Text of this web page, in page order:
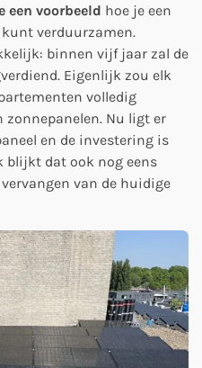
een voorbeeld hoe je een
kunt verduurzamen.
binnen vijf jaar zal de
Eigenlijk zou elk
volledig
Nu ligt er
en de investering is
blijkt dat ook nog eens
van de huidige